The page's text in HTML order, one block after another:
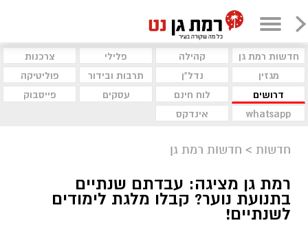
חדשות רמת גן קהילה פלילי
צרכנות
מגזין
נדל"ן תרבות ובידור
פוליטיקה
דרושים
לוח חינם עסקים
פייסבוק
whatsapp
אינדקס
חדשות > חדשות רמת גן
רמת גן מציגה: עבדתם שנתיים
בתנועת נוער? קבלו מלגת לימודים
לשנתיים!